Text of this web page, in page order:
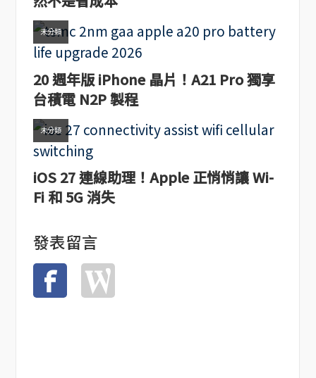
未分類
20 週年版 iPhone 晶片！A21 Pro 獨享
台積電 N2P 製程
未分類
iOS 27 連線助理！Apple 正悄悄讓 Wi-
Fi 和 5G 消失
發表留言